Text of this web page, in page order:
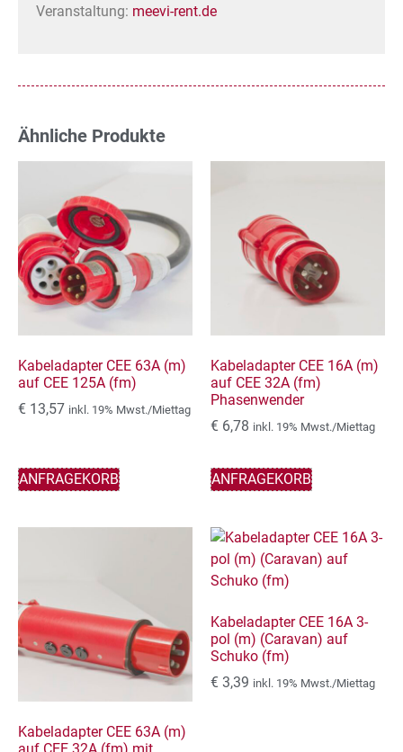
Veranstaltung: meevi-rent.de
Ähnliche Produkte
Kabeladapter CEE 63A (m)
auf CEE 125A (fm)
€ 13,57 inkl. 19% Mwst./Miettag
ANFRAGEKORB
Kabeladapter CEE 16A (m)
auf CEE 32A (fm)
Phasenwender
€ 6,78 inkl. 19% Mwst./Miettag
ANFRAGEKORB
Kabeladapter CEE 63A (m)
Kabeladapter CEE 16A 3-
pol (m) (Caravan) auf
Schuko (fm)
€ 3,39 inkl. 19% Mwst./Miettag